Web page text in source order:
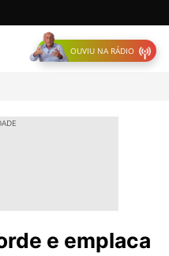
OUVIU NA RÁDIO
e emplaca